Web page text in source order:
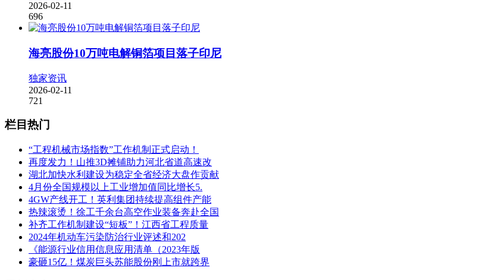
2026-02-11
696
海亮股份10万吨电解铜箔项目落子印尼
独家资讯
2026-02-11
721
栏目热门
“工程机械市场指数”工作机制正式启动！
再度发力！山推3D摊铺助力河北省道高速改
湖北加快水利建设为稳定全省经济大盘作贡献
4月份全国规模以上工业增加值同比增长5.
4GW产线开工！英利集团持续提高组件产能
热辣滚烫！徐工千余台高空作业装备奔赴全国
补齐工作机制建设“短板”！江西省工程质量
2024年机动车污染防治行业评述和202
《能源行业信用信息应用清单（2023年版
豪砸15亿！煤炭巨头苏能股份刚上市就跨界